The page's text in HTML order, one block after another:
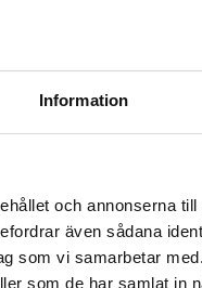
Information
och annonserna
även sådana
som vi samarbetar
som de har samlat in
ostivat